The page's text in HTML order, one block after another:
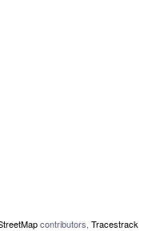
contributors, Tracestrack